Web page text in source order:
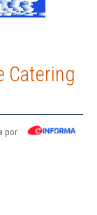
Catering
por